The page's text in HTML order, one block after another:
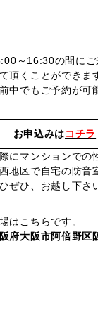
～16:30の間にご
頂くことができま
中でもご予約が可
お申込みはコチラ
にマンションでの
地区で自宅の防音
ぜひ、お越し下さ
はこちらです。
府大阪市阿倍野区